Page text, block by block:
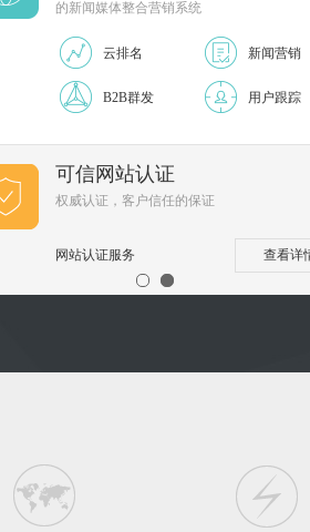
SSL证书
帮你快速申请SSL数字证书
入驻模板市场
设计师赚50%利润 无需懂代码 轻松玩转H5
立即入